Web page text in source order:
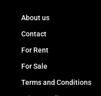
About us
Contact
For Rent
For Sale
Terms and Conditions